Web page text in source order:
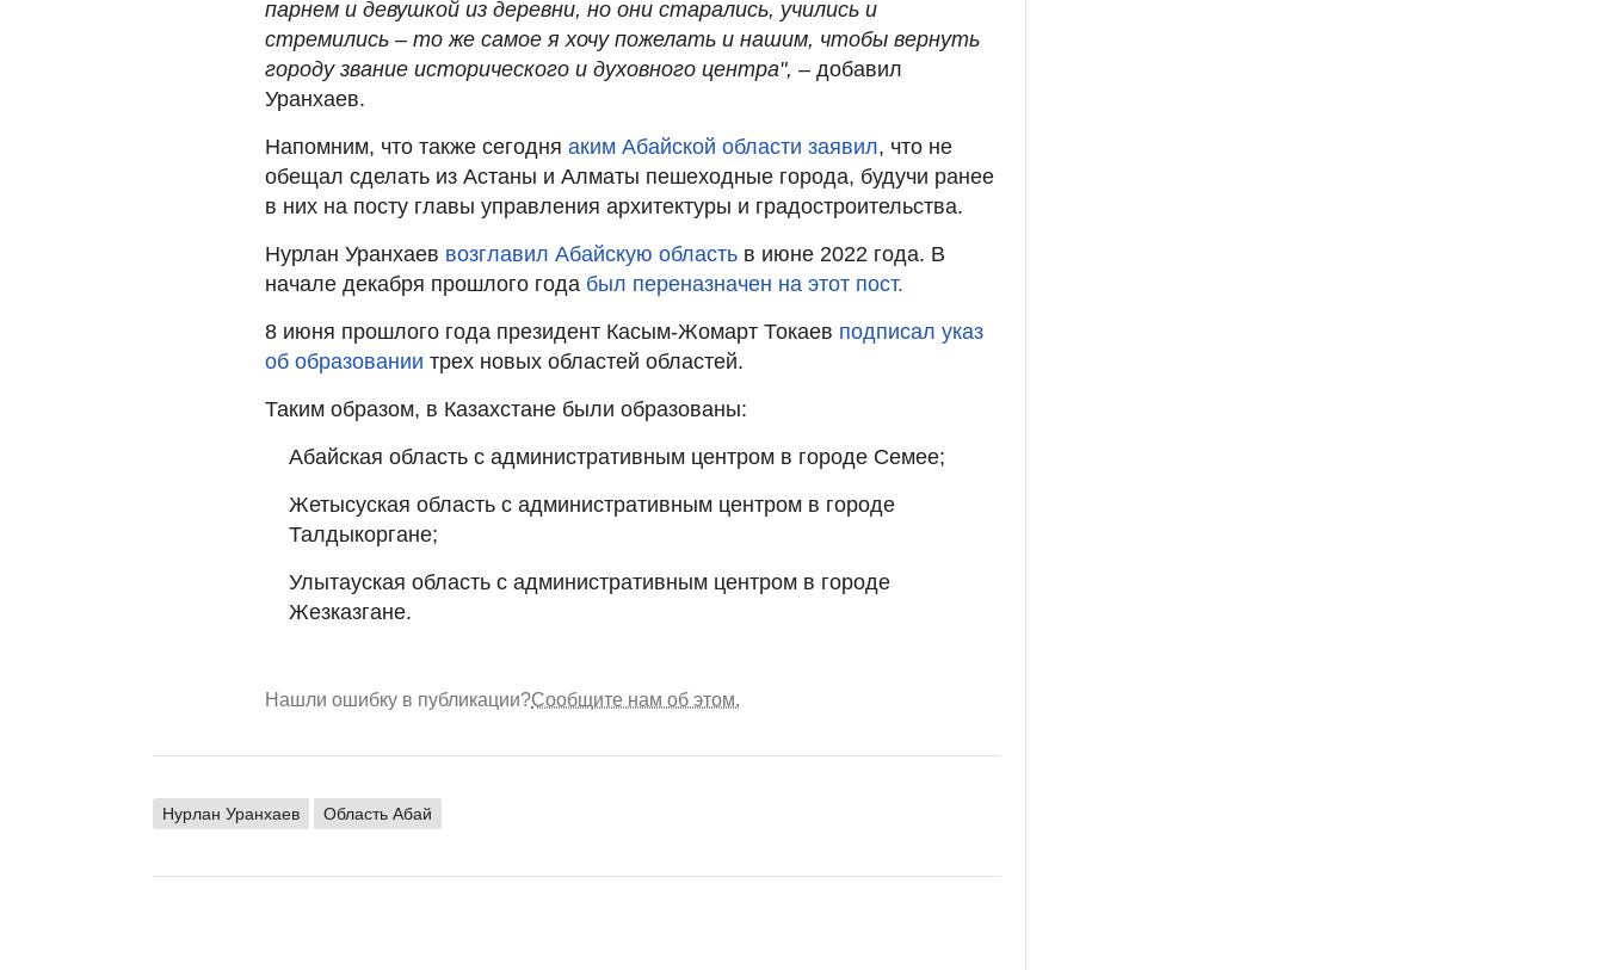
парнем и девушкой из деревни, но они старались, учились и
стремились – то же самое я хочу пожелать и нашим, чтобы вернуть
городу звание исторического и духовного центра", – добавил
Уранхаев.
Напомним, что также сегодня аким Абайской области заявил, что не
обещал сделать из Астаны и Алматы пешеходные города, будучи ранее
в них на посту главы управления архитектуры и градостроительства.
Нурлан Уранхаев возглавил Абайскую область в июне 2022 года. В
начале декабря прошлого года был переназначен на этот пост.
8 июня прошлого года президент Касым-Жомарт Токаев подписал указ
об образовании трех новых областей областей.
Таким образом, в Казахстане были образованы:
Абайская область с административным центром в городе Семее;
Жетысуская область с административным центром в городе
Талдыкоргане;
Улытауская область с административным центром в городе
Жезказгане.
Нашли ошибку в публикации?Сообщите нам об этом.
Нурлан Уранхаев Область Абай